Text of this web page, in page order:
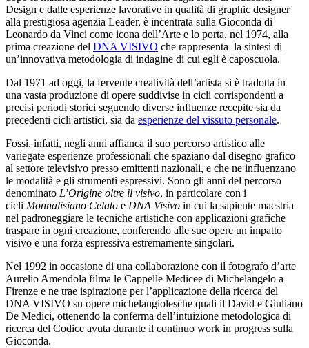
Design e dalle esperienze lavorative in qualità di graphic designer
alla prestigiosa agenzia Leader, è incentrata sulla Gioconda di
Leonardo da Vinci come icona dell’Arte e lo porta, nel 1974, alla
prima creazione del DNA VISIVO che rappresenta la sintesi di
un’innovativa metodologia di indagine di cui egli è caposcuola.
Dal 1971 ad oggi, la fervente creatività dell’artista si è tradotta in
una vasta produzione di opere suddivise in cicli corrispondenti a
precisi periodi storici seguendo diverse influenze recepite sia da
precedenti cicli artistici, sia da esperienze del vissuto personale.
Fossi, infatti, negli anni affianca il suo percorso artistico alle
variegate esperienze professionali che spaziano dal disegno grafico
al settore televisivo presso emittenti nazionali, e che ne influenzano
le modalità e gli strumenti espressivi. Sono gli anni del percorso
denominato L’Origine oltre il visivo, in particolare con i
cicli Monnalisiano Celato e DNA Visivo in cui la sapiente maestria
nel padroneggiare le tecniche artistiche con applicazioni grafiche
traspare in ogni creazione, conferendo alle sue opere un impatto
visivo e una forza espressiva estremamente singolari.
Nel 1992 in occasione di una collaborazione con il fotografo d’arte
Aurelio Amendola filma le Cappelle Medicee di Michelangelo a
Firenze e ne trae ispirazione per l’applicazione della ricerca del
DNA VISIVO su opere michelangiolesche quali il David e Giuliano
De Medici, ottenendo la conferma dell’intuizione metodologica di
ricerca del Codice avuta durante il continuo work in progress sulla
Gioconda.